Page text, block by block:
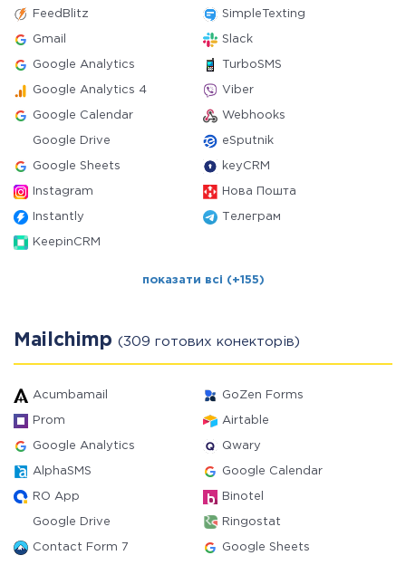
FeedBlitz SimpleTexting
Gmail Slack
Google Analytics TurboSMS
Google Analytics 4 Viber
Google Calendar Webhooks
Google Drive eSputnik
Google Sheets keyCRM
Instagram Нова Пошта
Instantly Телеграм
KeepinCRM
показати всі (+155)
Mailchimp (309 готових конекторів)
Acumbamail GoZen Forms
Prom Airtable
Google Analytics Qwary
AlphaSMS Google Calendar
RO App Binotel
Google Drive Ringostat
Contact Form 7 Google Sheets